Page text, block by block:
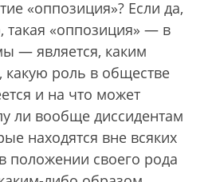
«оппозиция»? Если да,
такая «оппозиция» — в
— является, каким
какую роль в обществе
и на что может
ли вообще диссидентам
находятся вне всяких
положении своего рода